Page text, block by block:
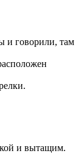
и говорили, там
и вытащим.